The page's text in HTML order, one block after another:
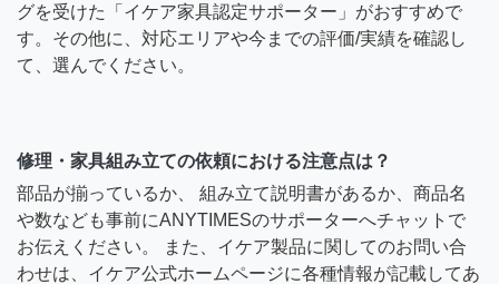
グを受けた「イケア家具認定サポーター」がおすすめで
す。その他に、対応エリアや今までの評価/実績を確認し
て、選んでください。
修理・家具組み立ての依頼における注意点は？
部品が揃っているか、 組み立て説明書があるか、商品名
や数なども事前にANYTIMESのサポーターへチャットで
お伝えください。 また、イケア製品に関してのお問い合
わせは、イケア公式ホームページに各種情報が記載してあ